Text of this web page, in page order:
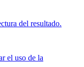
del resultado.
el uso de la